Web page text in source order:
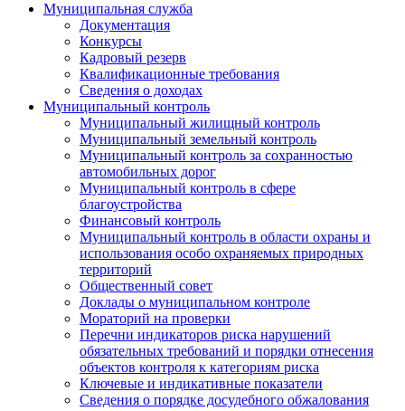
Муниципальная служба
Документация
Конкурсы
Кадровый резерв
Квалификационные требования
Сведения о доходах
Муниципальный контроль
Муниципальный жилищный контроль
Муниципальный земельный контроль
Муниципальный контроль за сохранностью
автомобильных дорог
Муниципальный контроль в сфере
благоустройства
Финансовый контроль
Муниципальный контроль в области охраны и
использования особо охраняемых природных
территорий
Общественный совет
Доклады о муниципальном контроле
Мораторий на проверки
Перечни индикаторов риска нарушений
обязательных требований и порядки отнесения
объектов контроля к категориям риска
Ключевые и индикативные показатели
Сведения о порядке досудебного обжалования